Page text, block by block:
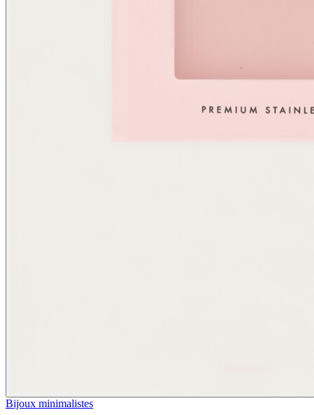
Bijoux minimalistes